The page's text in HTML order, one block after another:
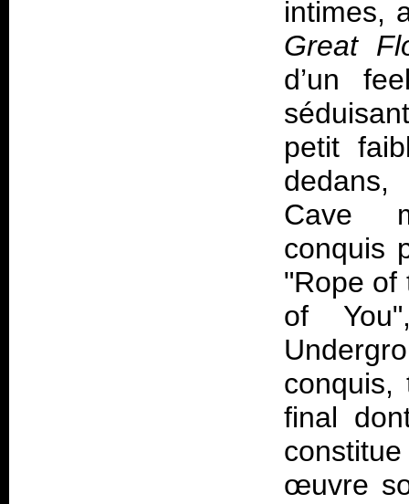
intimes,
Great
d’un
petit
Cave
conquis
"Rope of
of
conquis,
final
œuvre